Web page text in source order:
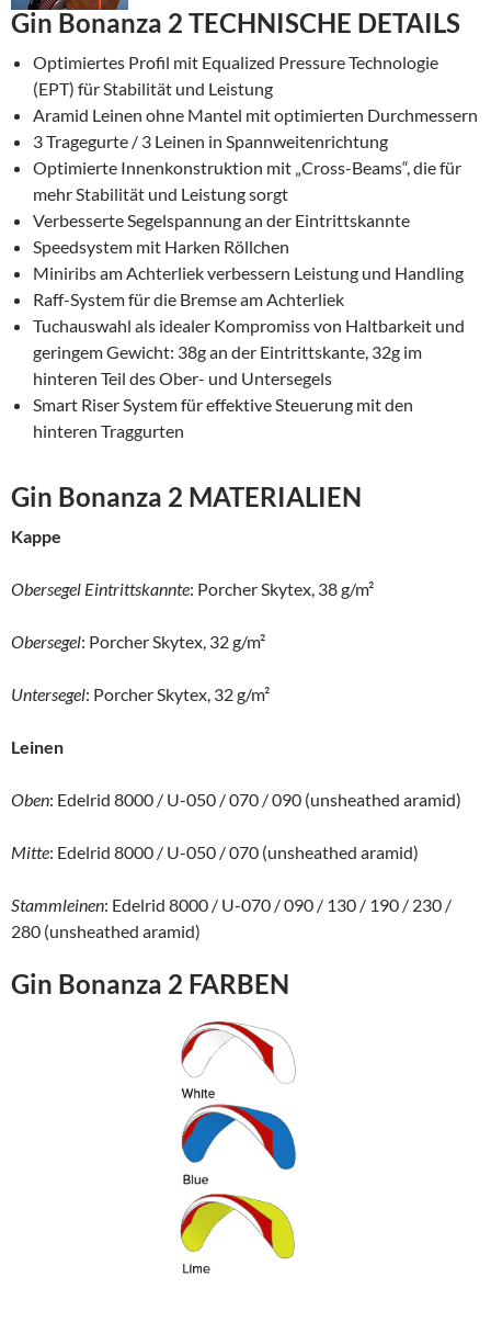
Gin Bonanza 2 TECHNISCHE DETAILS
Optimiertes Profil mit Equalized Pressure Technologie
(EPT) für Stabilität und Leistung
Aramid Leinen ohne Mantel mit optimierten Durchmessern
3 Tragegurte / 3 Leinen in Spannweitenrichtung
Optimierte Innenkonstruktion mit „Cross-Beams“, die für
mehr Stabilität und Leistung sorgt
Verbesserte Segelspannung an der Eintrittskannte
Speedsystem mit Harken Röllchen
Miniribs am Achterliek verbessern Leistung und Handling
Raff-System für die Bremse am Achterliek
Tuchauswahl als idealer Kompromiss von Haltbarkeit und
geringem Gewicht: 38g an der Eintrittskante, 32g im
hinteren Teil des Ober- und Untersegels
Smart Riser System für effektive Steuerung mit den
hinteren Traggurten
Gin Bonanza 2 MATERIALIEN
Kappe
Obersegel Eintrittskannte: Porcher Skytex, 38 g/m²
Obersegel: Porcher Skytex, 32 g/m²
Untersegel: Porcher Skytex, 32 g/m²
Leinen
Oben: Edelrid 8000 / U-050 / 070 / 090 (unsheathed aramid)
Mitte: Edelrid 8000 / U-050 / 070 (unsheathed aramid)
Stammleinen: Edelrid 8000 / U-070 / 090 / 130 / 190 / 230 /
280 (unsheathed aramid)
Gin Bonanza 2 FARBEN